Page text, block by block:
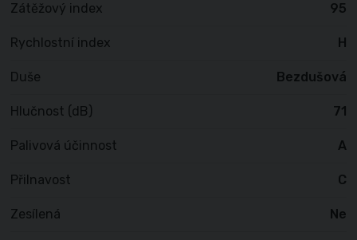
Zátěžový index 95
Rychlostní index H
Duše Bezdušová
Hlučnost (dB) 71
Palivová účinnost A
Přilnavost C
Zesílená Ne